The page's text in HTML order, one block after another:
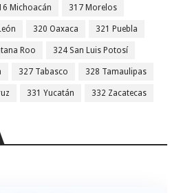
Michoacán 317 Morelos
320 Oaxaca 321 Puebla
Roo 324 San Luis Potosí
327 Tabasco 328 Tamaulipas
331 Yucatán 332 Zacatecas